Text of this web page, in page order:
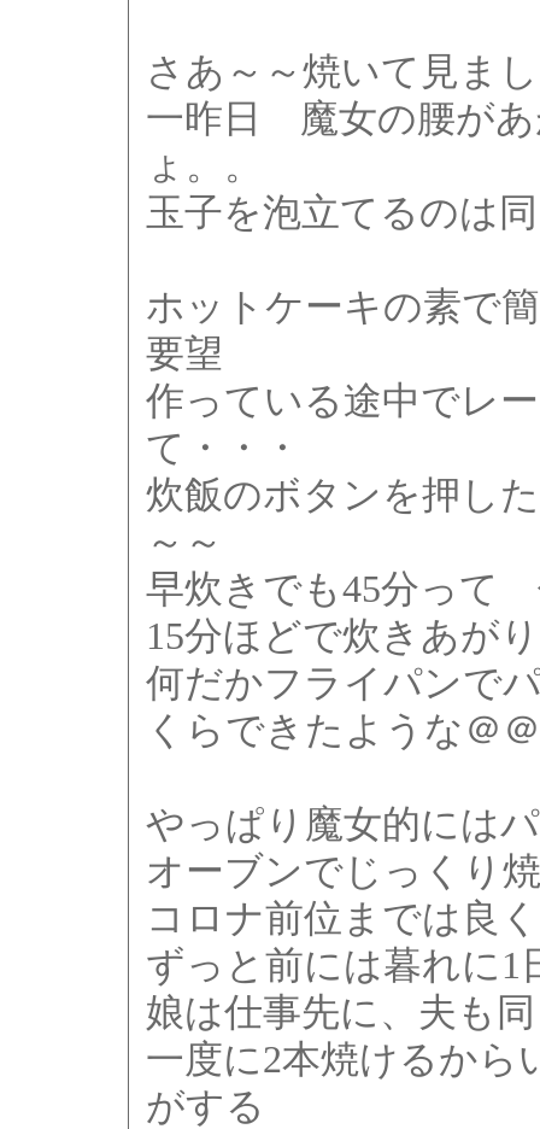
さあ～～焼いて見ま
一昨日 魔女の腰が
ょ。。
玉子を泡立てるのは
ホットケーキの素で
要望
作っている途中でレ
て・・・
炊飯のボタンを押し
～～
早炊きでも45分って
15分ほどで炊きあが
何だかフライパンで
くらできたような＠＠
やっぱり魔女的には
オーブンでじっくり
コロナ前位までは良
ずっと前には暮れに1
娘は仕事先に、夫も
一度に2本焼けるから
がする